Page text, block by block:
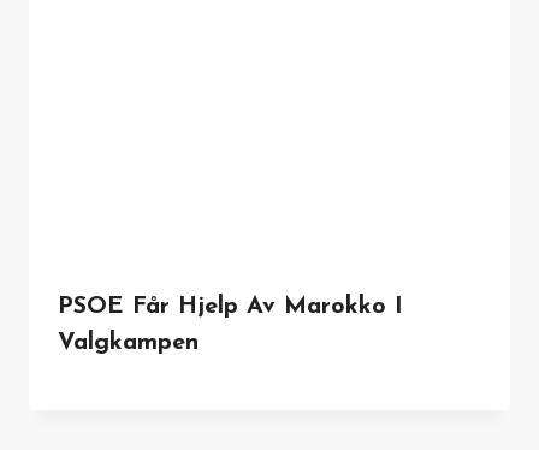
PSOE Får Hjelp Av Marokko I
Valgkampen